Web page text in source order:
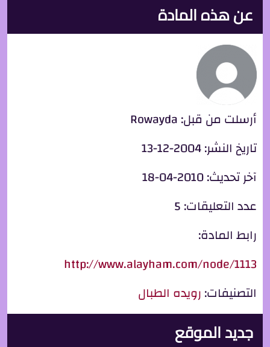
عن هذه المادة
أرسلت من قبل:Rowayda
تاريخ النشر:2004-12-13
آخر تحديث:2010-04-18
عدد التعليقات:5
رابط المادة:
http://www.alayham.com/node/1113
التصنيفات:رويده الطبال
جديد الموقع